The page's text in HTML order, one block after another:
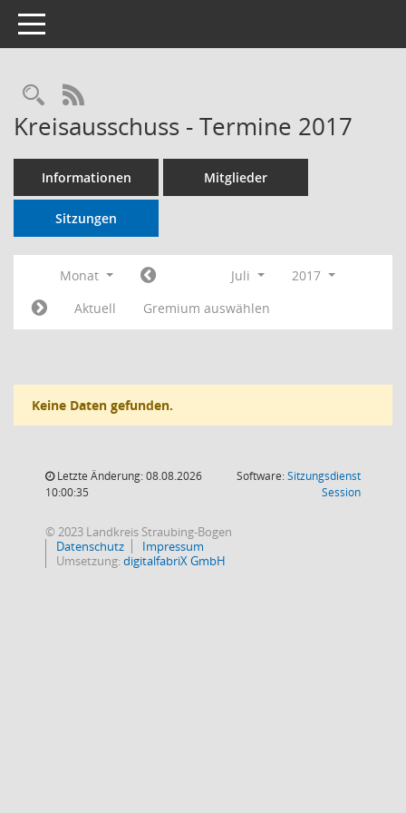
Toggle navigation
RSS-Feed
Kreisausschuss - Termine 2017
Informationen Mitglieder
Sitzungen
Monat Juli
2017
Aktuell
Gremium auswählen
Keine Daten gefunden.
Letzte Änderung: 08.08.2026
10:00:35
Software:Sitzungsdienst
Session(Wird in
© 2023 Landkreis Straubing-Bogen
Datenschutz
Impressum
Umsetzung:digitalfabriX GmbH